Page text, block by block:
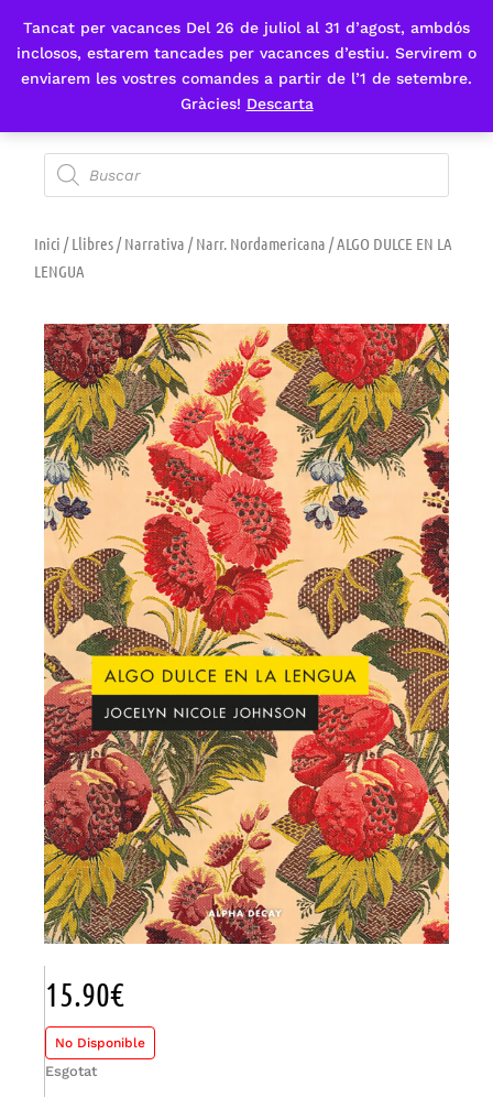
Tancat per vacances Del 26 de juliol al 31 d’agost, ambdós
inclosos, estarem tancades per vacances d’estiu. Servirem o
enviarem les vostres comandes a partir de l’1 de setembre.
Gràcies! Descarta
Fes-te'n sòcia
Inici /Llibres/Narrativa /Narr. Nordamericana / ALGO DULCE EN LA
LENGUA
15.90€
No Disponible
Esgotat